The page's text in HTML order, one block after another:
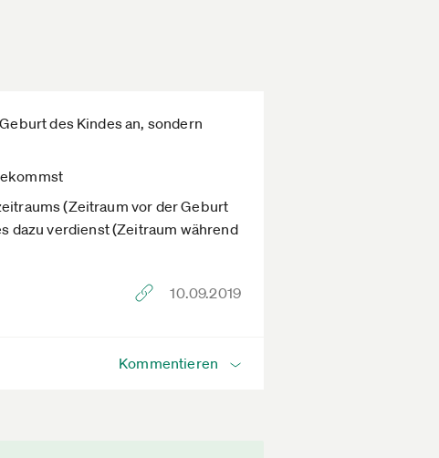
des Kindes an, sondern
(Zeitraum vor der Geburt
dazu verdienst (Zeitraum während
10.09.2019
Kommentieren